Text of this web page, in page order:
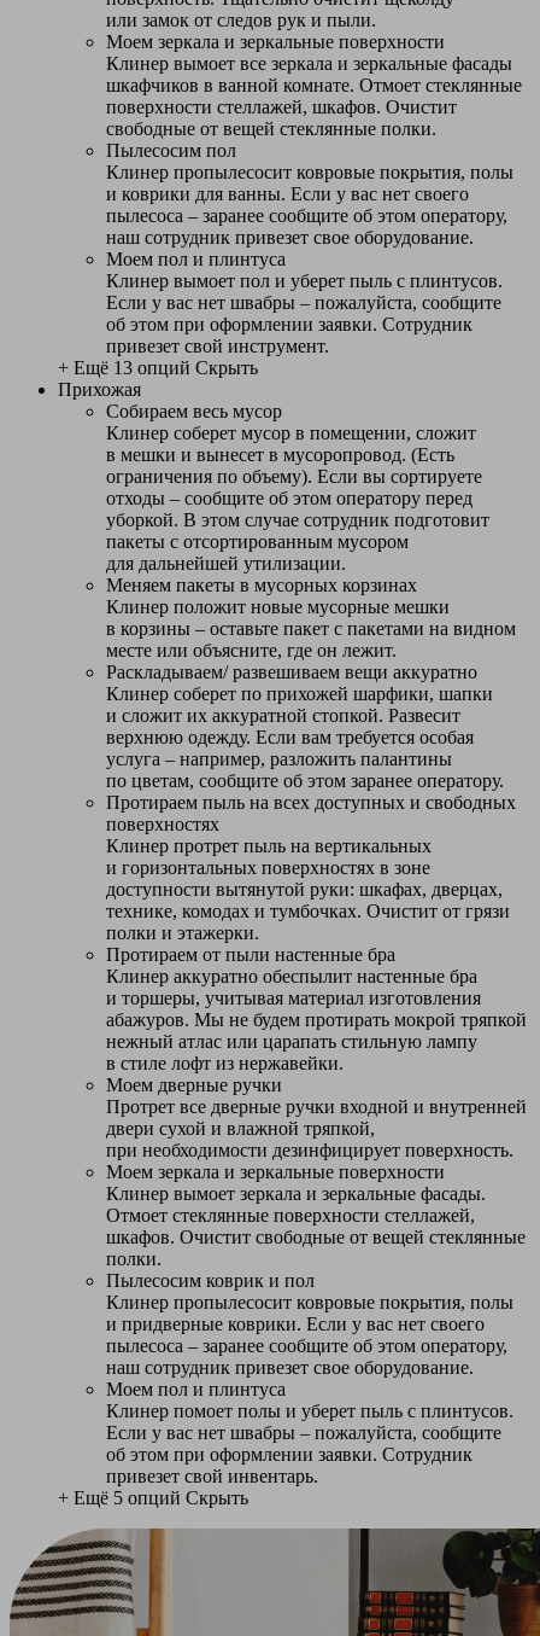
или замок от следов рук и пыли.
Моем зеркала и зеркальные поверхности
Клинер вымоет все зеркала и зеркальные фасады
шкафчиков в ванной комнате. Отмоет стеклянные
поверхности стеллажей, шкафов. Очистит
свободные от вещей стеклянные полки.
Пылесосим пол
Клинер пропылесосит ковровые покрытия, полы
и коврики для ванны. Если у вас нет своего
пылесоса – заранее сообщите об этом оператору,
наш сотрудник привезет свое оборудование.
Моем пол и плинтуса
Клинер вымоет пол и уберет пыль с плинтусов.
Если у вас нет швабры – пожалуйста, сообщите
об этом при оформлении заявки. Сотрудник
привезет свой инструмент.
+ Ещё 13 опций Скрыть
Прихожая
Собираем весь мусор
Клинер соберет мусор в помещении, сложит
в мешки и вынесет в мусоропровод. (Есть
ограничения по объему). Если вы сортируете
отходы – сообщите об этом оператору перед
уборкой. В этом случае сотрудник подготовит
пакеты с отсортированным мусором
для дальнейшей утилизации.
Меняем пакеты в мусорных корзинах
Клинер положит новые мусорные мешки
в корзины – оставьте пакет с пакетами на видном
месте или объясните, где он лежит.
Раскладываем/ развешиваем вещи аккуратно
Клинер соберет по прихожей шарфики, шапки
и сложит их аккуратной стопкой. Развесит
верхнюю одежду. Если вам требуется особая
услуга – например, разложить палантины
по цветам, сообщите об этом заранее оператору.
Протираем пыль на всех доступных и свободных
поверхностях
Клинер протрет пыль на вертикальных
и горизонтальных поверхностях в зоне
доступности вытянутой руки: шкафах, дверцах,
технике, комодах и тумбочках. Очистит от грязи
полки и этажерки.
Протираем от пыли настенные бра
Клинер аккуратно обеспылит настенные бра
и торшеры, учитывая материал изготовления
абажуров. Мы не будем протирать мокрой тряпкой
нежный атлас или царапать стильную лампу
в стиле лофт из нержавейки.
Моем дверные ручки
Протрет все дверные ручки входной и внутренней
двери сухой и влажной тряпкой,
при необходимости дезинфицирует поверхность.
Моем зеркала и зеркальные поверхности
Клинер вымоет зеркала и зеркальные фасады.
Отмоет стеклянные поверхности стеллажей,
шкафов. Очистит свободные от вещей стеклянные
полки.
Пылесосим коврик и пол
Клинер пропылесосит ковровые покрытия, полы
и придверные коврики. Если у вас нет своего
пылесоса – заранее сообщите об этом оператору,
наш сотрудник привезет свое оборудование.
Моем пол и плинтуса
Клинер помоет полы и уберет пыль с плинтусов.
Если у вас нет швабры – пожалуйста, сообщите
об этом при оформлении заявки. Сотрудник
привезет свой инвентарь.
+ Ещё 5 опций Скрыть